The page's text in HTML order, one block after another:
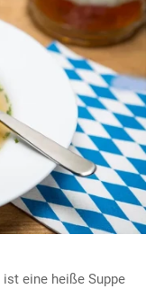
eine heiße Suppe